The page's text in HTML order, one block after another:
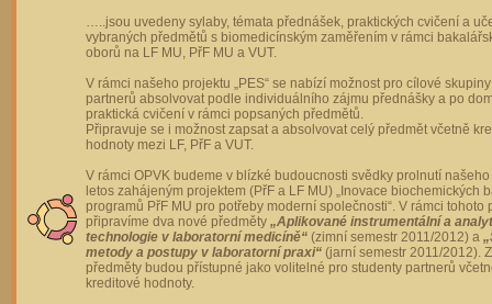
…..jsou uvedeny sylaby, témata přednášek, praktických cvičení a
vybraných předmětů s biomedicínským zaměřením v rámci
oborů na LF MU, PřF MU a VUT.
V rámci našeho projektu „PES“ se nabízí možnost pro cílové
partnerů absolvovat podle individuálního zájmu přednášky a po
praktická cvičení v rámci popsaných předmětů.
Připravuje se i možnost zapsat a absolvovat celý předmět včetně
hodnoty mezi LF, PřF a VUT.
V rámci OPVK budeme v blízké budoucnosti svědky prolnutí
letos zahájeným projektem (PřF a LF MU) „Inovace biochemických
programů PřF MU pro potřeby moderní společnosti“. V rámci tohoto
připravíme dva nové předměty „Aplikované instrumentální a
technologie v laboratorní medicíně“ (zimní semestr 2011/2012) a
metody a postupy v laboratorní praxi“ (jarní semestr 2011/2012).
předměty budou přístupné jako volitelné pro studenty partnerů
kreditové hodnoty.